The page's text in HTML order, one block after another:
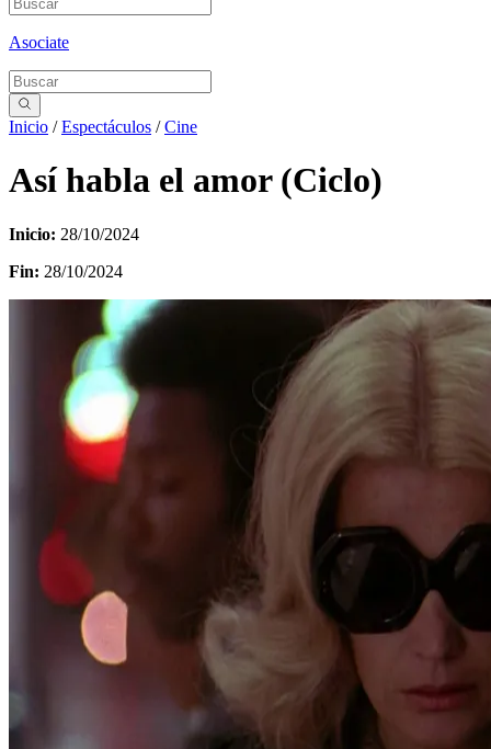
Asociate
Inicio /Espectáculos /Cine
Así habla el amor (Ciclo)
Inicio: 28/10/2024
Fin: 28/10/2024